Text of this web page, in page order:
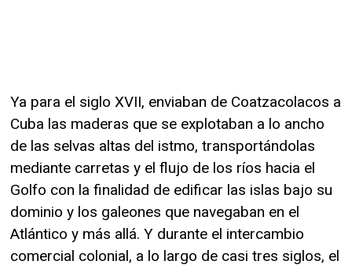
Ya para el siglo XVII, enviaban de Coatzacolacos a
Cuba las maderas que se explotaban a lo ancho
de las selvas altas del istmo, transportándolas
mediante carretas y el flujo de los ríos hacia el
Golfo con la finalidad de edificar las islas bajo su
dominio y los galeones que navegaban en el
Atlántico y más allá. Y durante el intercambio
comercial colonial, a lo largo de casi tres siglos, el